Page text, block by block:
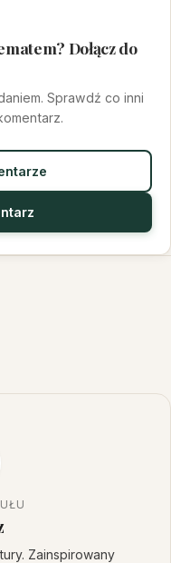
Dołącz do
Sprawdź co inni
Zainspirowany